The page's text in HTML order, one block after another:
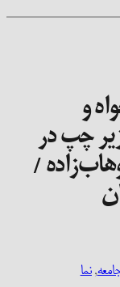
و
چپ در
/
, نما